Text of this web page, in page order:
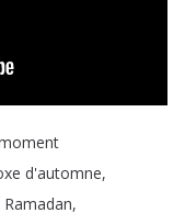
d'automne,
Ramadan,